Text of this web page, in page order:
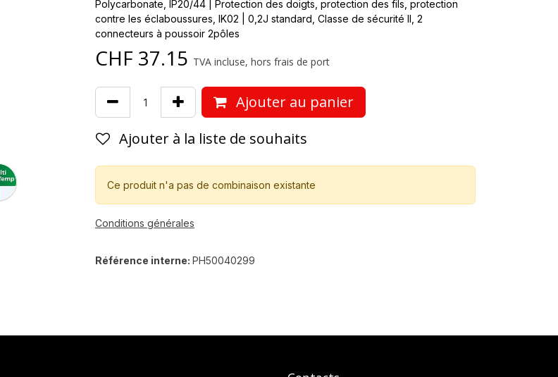
Polycarbonate, IP20/44 | Protection des doigts, protection des fils, protection
contre les éclaboussures, IK02 | 0,2J standard, Classe de sécurité II, 2
connecteurs à poussoir 2pôles
CHF 37.15 TVA incluse, hors frais de port
Ajouter au panier
Ajouter à la liste de souhaits
Ce produit n'a pas de combinaison existante
Conditions générales
Référence interne: PH50040299